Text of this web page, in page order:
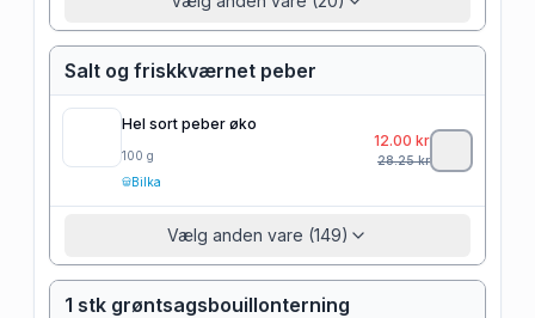
Salt og friskkværnet peber
Hel sort peber øko
100 g
Bilka
12.00 kr
28.25kr
Vælg anden vare (149)
1 stk grøntsagsbouillonterning